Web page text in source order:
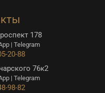
178
| Telegram
20-88
76к2
| Telegram
98-82